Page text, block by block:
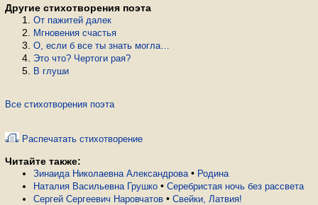
Другие стихотворения поэта
От па­жи­тей далек
Мгновения счастья
О, если б все ты знать могла…
Это что? Чертоги рая?
В глуши
Все стихотворения поэта
Распечатать стихотворение
Читайте также:
Зинаида Николаевна Александрова • Родина
Наталия Васильевна Грушко • Серебристая ночь без рассвета
Сергей Сергеевич Наровчатов • Свейки, Латвия!